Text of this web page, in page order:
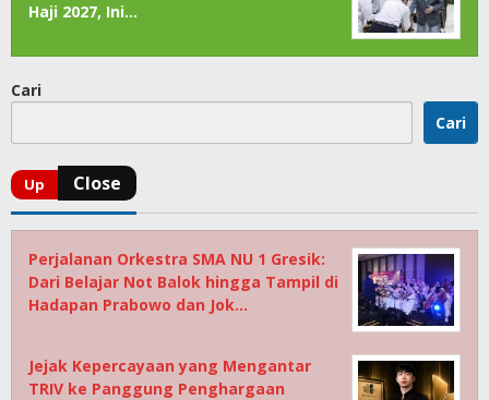
Haji 2027, Ini…
Cari
Cari
Perjalanan Orkestra SMA NU 1 Gresik:
Dari Belajar Not Balok hingga Tampil di
Hadapan Prabowo dan Jok…
Jejak Kepercayaan yang Mengantar
TRIV ke Panggung Penghargaan